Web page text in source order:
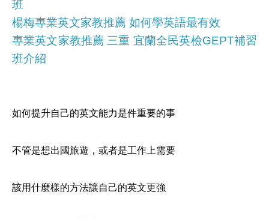
班
楊梅專業英文家教推薦 如何學英語最有效
專業英文家教推薦 三重 宜蘭全民英檢GEPT補習
班介紹
如何提升自己的英文能力是件重要的事
不管是想出國旅遊，或者是工作上需要
該用什麼樣的方法讓自己的英文更強